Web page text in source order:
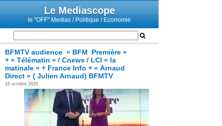
Le Mediascope
le "OFF" Medias / Politique / Economie
BFMTV audience « BFM Première »
+ « Télématin » / Cnews / LCI « la
matinale » + France Info + « Arnaud
Direct » ( Julien Arnaud) BFMTV
16 octobre 2025